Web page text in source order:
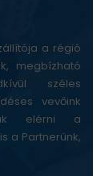
a régió
megbízható
széles
vevőink
elérni a
a Partnerünk,